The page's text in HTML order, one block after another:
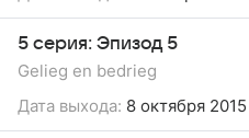
5 серия: Эпизод 5
Gelieg en bedrieg
Дата выхода: 8 октября 2015